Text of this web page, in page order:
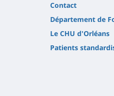
Contact
Département de
Le CHU d'Orléans
Patients